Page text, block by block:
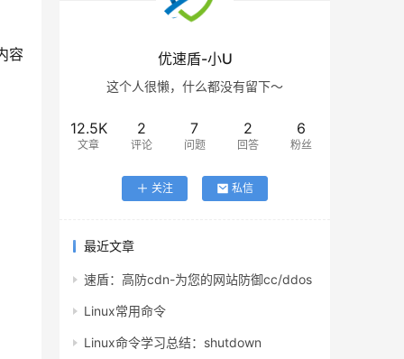
容
优速盾-小U
这个人很懒，什么都没有留下～
12.5K
文章
2
评论
7
问题
2
回答
6
粉丝
关注 私信
最近文章
速盾：高防cdn-为您的网站防御cc/ddos
Linux常用命令
Linux命令学习总结：shutdown